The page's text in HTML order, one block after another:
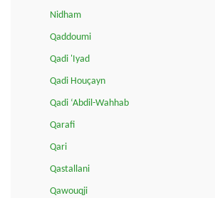
Nidham
Qaddoumi
Qadi 'Iyad
Qadi Houçayn
Qadi ‘Abdil-Wahhab
Qarafi
Qari
Qastallani
Qawouqji